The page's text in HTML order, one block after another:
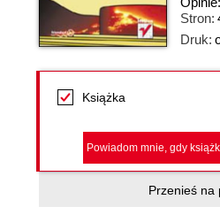
Stron:
Druk:
Książka
Powiadom mnie, gdy
Przenieś na